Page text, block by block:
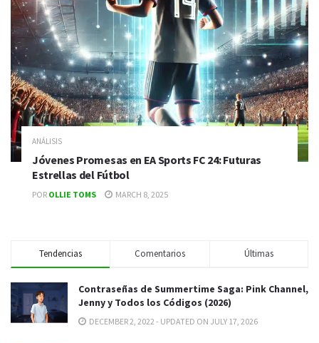
ANÁLISIS
Jóvenes Promesas en EA Sports FC 24: Futuras
Estrellas del Fútbol
POR OLLIE TOMS MARCH 8, 2025
Tendencias Comentarios Últimas
Contraseñas de Summertime Saga: Pink Channel,
Jenny y Todos los Códigos (2026)
DECEMBER 2, 2022 - UPDATED ON JULY 17, 2026